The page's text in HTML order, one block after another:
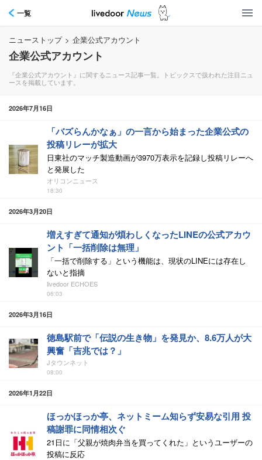
一覧
ニューストップ > 企業公式アカウント
企業公式アカウント
『企業公式アカウント』に関するニュース記事一覧。トピックスで扱われた注目ニュ
ースを掲載しています。
2026年7月16日
「バズらんかなぁ」の一言から始まった企業公式の
投稿リレーが拡大
日東社のマッチ製造動画が3970万表示を記録し投稿リレーへ
と発展した
オリコンニュース
18:30
2026年3月20日
増えすぎて通知が煩わしくなったLINEの公式アカウ
ント「一括削除は無理」
「一括で削除する」という機能は、現状のLINEには存在し
ないと指摘
livedoor ECHOES
06:03
2026年3月16日
徳島駅前で「伝説の生き物」を発見か、8.6万人が大
興奮「吉兆では？」
Jタウンネット
08:00
2026年1月22日
ほっかほっか亭、ネットミーム知らず安易な引用 投
稿謝罪に同情相次ぐ
21日に「父親が焼肉弁当を買ってくれた」というユーザーの
投稿に反応